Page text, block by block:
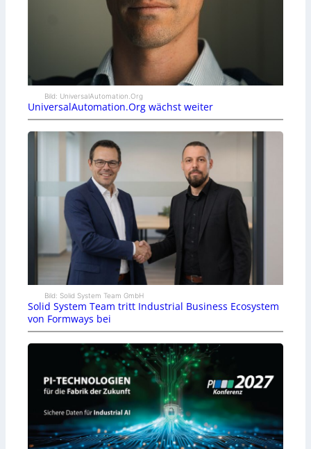
Bild: UniversalAutomation.Org
UniversalAutomation.Org wächst weiter
Bild: Solid System Team GmbH
Solid System Team tritt Industrial Business Ecosystem
von Formways bei